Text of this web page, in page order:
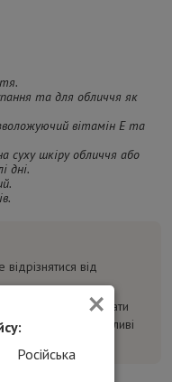
та для обличчя як
вітамін Е та
суху шкіру обличчя або
дні.
від
змінювати
товару. Важливі
покупкою.
×
Російська